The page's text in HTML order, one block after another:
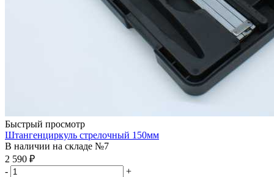
Быстрый просмотр
Штангенциркуль стрелочный 150мм
В наличии на складе №7
2 590 ₽
-
+